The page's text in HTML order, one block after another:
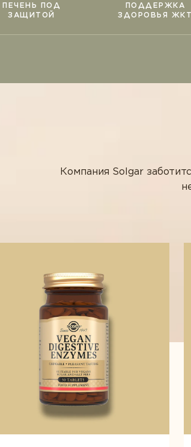
ПЕЧЕНЬ ПОД
ЗАЩИТОЙ
ПОДДЕРЖКА
ЗДОРОВЬЯ ЖКТ
Компания Solgar